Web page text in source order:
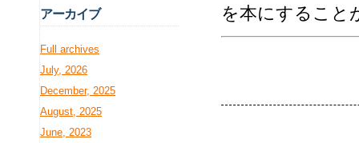
を本にすること
アーカイブ
Full archives
July, 2026
December, 2025
August, 2025
June, 2023